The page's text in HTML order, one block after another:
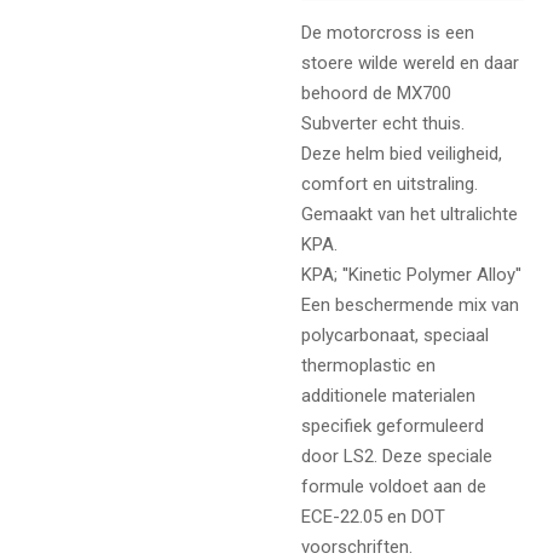
De motorcross is een
stoere wilde wereld en daar
behoord de MX700
Subverter echt thuis.
Deze helm bied veiligheid,
comfort en uitstraling.
Gemaakt van het ultralichte
KPA.
KPA; ''Kinetic Polymer Alloy''
Een beschermende mix van
polycarbonaat, speciaal
thermoplastic en
additionele materialen
specifiek geformuleerd
door LS2. Deze speciale
formule voldoet aan de
ECE-22.05 en DOT
voorschriften.